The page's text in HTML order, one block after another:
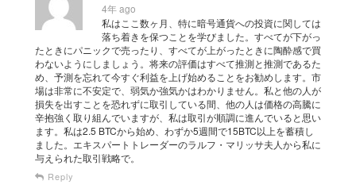
4年 ago
私はここ数ヶ月、特に暗号通貨への投資に関しては
落ち着きを保つことを学びました。すべてが下がっ
たときにパニックで売ったり、すべてが上がったときに陶酔感で買
わないようにしましょう。将来の評価はすべて推測と推測であるた
め、予測を忘れて今すぐ利益を上げ始めることをお勧めします。市
場は非常に不安定で、弱気か強気かはわかりません。私と他の人が
損失を出すことを恐れずに取引している間、他の人は価格の高騰に
辛抱強く取り組んでいますが、私は取引が順調に進んでいると思い
ます。私は2.5 BTCから始め、わずか5週間で15BTC以上を蓄積し
ました。エキスパートトレーダーのラルフ・マリッサ夫人から私に
与えられた取引戦略で。
Reply